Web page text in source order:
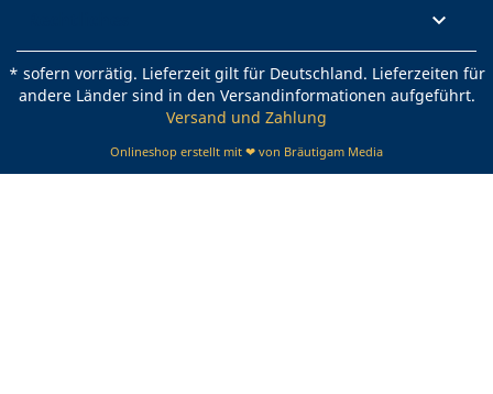

* sofern vorrätig. Lieferzeit gilt für Deutschland. Lieferzeiten für
andere Länder sind in den Versandinformationen aufgeführt.
Versand und Zahlung
Onlineshop erstellt mit ❤ von Bräutigam Media